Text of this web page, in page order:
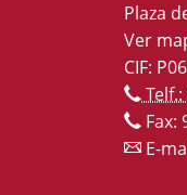
Plaza
Ver
CIF:
Telf.:
Fax:
E-